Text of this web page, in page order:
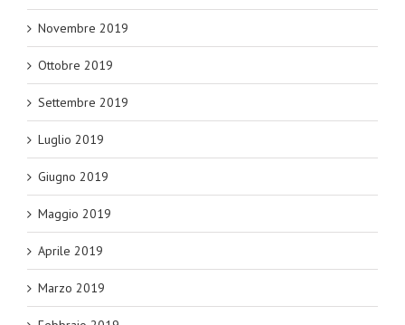
Novembre 2019
Ottobre 2019
Settembre 2019
Luglio 2019
Giugno 2019
Maggio 2019
Aprile 2019
Marzo 2019